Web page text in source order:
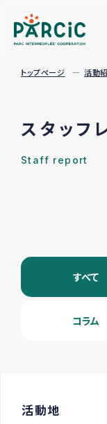
トップページ 活動
スタッフ
Staff report
すべて
コラム
活動地